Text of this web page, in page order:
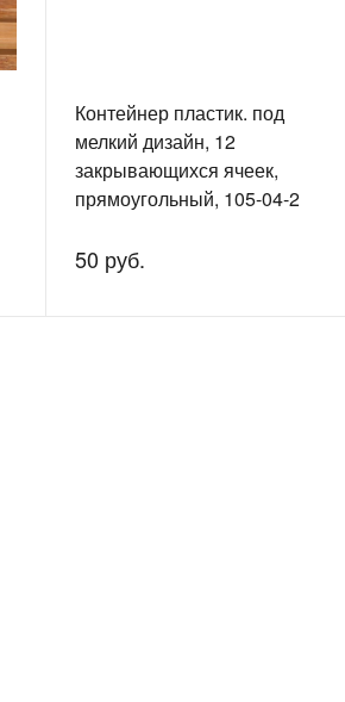
Контейнер пластик. под
мелкий дизайн, 12
закрывающихся ячеек,
прямоугольный, 105-04-2
50 руб.